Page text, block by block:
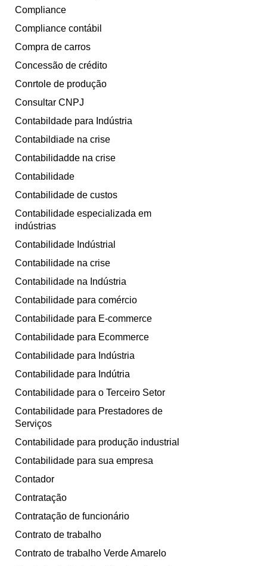
Compliance
Compliance contábil
Compra de carros
Concessão de crédito
Conrtole de produção
Consultar CNPJ
Contabildade para Indústria
Contabildiade na crise
Contabilidadde na crise
Contabilidade
Contabilidade de custos
Contabilidade especializada em
indústrias
Contabilidade Indústrial
Contabilidade na crise
Contabilidade na Indústria
Contabilidade para comércio
Contabilidade para E-commerce
Contabilidade para Ecommerce
Contabilidade para Indústria
Contabilidade para Indútria
Contabilidade para o Terceiro Setor
Contabilidade para Prestadores de
Serviços
Contabilidade para produção industrial
Contabilidade para sua empresa
Contador
Contratação
Contratação de funcionário
Contrato de trabalho
Contrato de trabalho Verde Amarelo